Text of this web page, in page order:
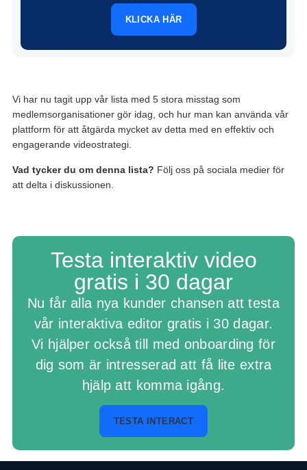
KLICKA HÄR
Vi har nu tagit upp vår lista med 5 stora misstag som
medlemsorganisationer gör idag, och hur man kan använda vår
plattform för att åtgärda mycket av detta med en effektiv och
engagerande videostrategi.
Vad tycker du om denna lista? Följ oss på sociala medier för
att delta i diskussionen.
Testa interaktiv video
gratis i 30 dagar
Nu får alla nya kunder chansen att testa
vår interaktiva editor gratis i 30 dagar.
Vi hjälper också till med onboarding för
dig som är intresserad att få lite extra
hjälp att komma igång.
TESTA INTERACT